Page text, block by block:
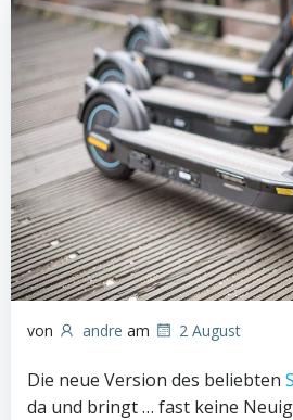
von andre am 2 August
Die neue Version des beliebten
da und bringt … fast keine